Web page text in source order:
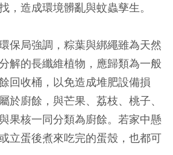
，造成環境髒亂與蚊蟲孳生。
保局強調，粽葉與綁繩雖為天然
解的長纖維植物，應歸類為一般
回收桶，以免造成堆肥設備損
於廚餘，與芒果、荔枝、桃子、
果核一同分類為廚餘。若家中懸
立蛋後煮來吃完的蛋殼，也都可